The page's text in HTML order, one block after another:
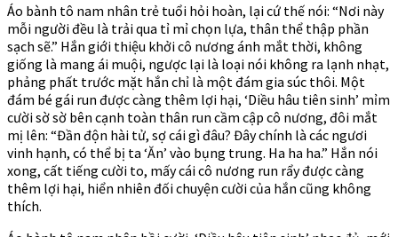
Áo bành tô nam nhân trẻ tuổi hỏi hoàn, lại cứ thế nói: “Nơi này
mỗi người đều là trải qua tỉ mỉ chọn lựa, thân thể thập phần
sạch sẽ.” Hắn giới thiệu khởi cô nương ánh mắt thời, không
giống là mang ái muội, ngược lại là loại nói không ra lạnh nhạt,
phảng phất trước mặt hắn chỉ là một đám gia súc thôi. Một
đám bé gái run được càng thêm lợi hại, ‘Diều hâu tiên sinh’ mỉm
cười sờ sờ bên cạnh toàn thân run cầm cập cô nương, đôi mắt
mị lên: “Đần độn hài tử, sợ cái gì đâu? Đây chính là các ngươi
vinh hạnh, có thể bị ta ‘Ăn’ vào bụng trung. Ha ha ha.” Hắn nói
xong, cất tiếng cười to, mấy cái cô nương run rẩy được càng
thêm lợi hại, hiển nhiên đối chuyện cười của hắn cũng không
thích.